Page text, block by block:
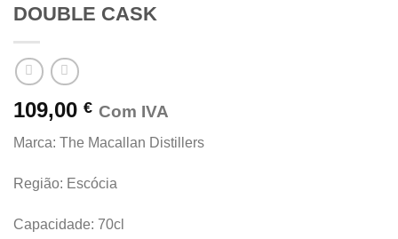
DOUBLE CASK
109,00 € Com IVA
Marca: The Macallan Distillers
Região: Escócia
Capacidade: 70cl